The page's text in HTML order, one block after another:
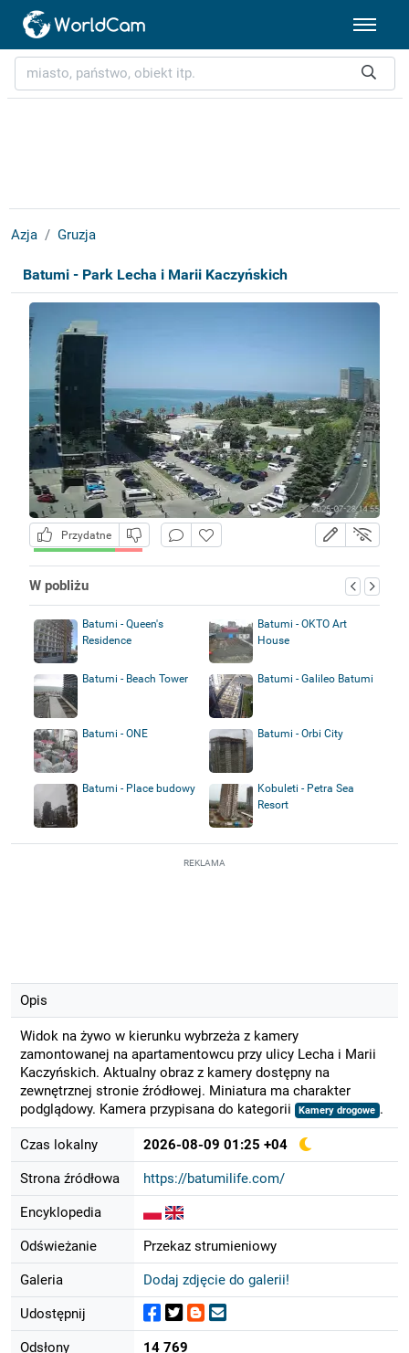
Azja Gruzja
Batumi - Park Lecha i Marii Kaczyńskich
Przydatne
W pobliżu
Batumi - Queen's
Residence
Batumi - OKTO Art
House
Batumi - Beach Tower Batumi - Galileo Batumi
Batumi - ONE Batumi - Orbi City
Batumi - Place budowy
Kobuleti - Petra Sea
Resort
REKLAMA
Opis
Widok na żywo w kierunku wybrzeża z kamery
zamontowanej na apartamentowcu przy ulicy Lecha i Marii
Kaczyńskich. Aktualny obraz z kamery dostępny na
zewnętrznej stronie źródłowej. Miniatura ma charakter
podglądowy. Kamera przypisana do kategorii
Kamery drogowe .
Czas lokalny 2026-08-09 01:25 +04
Strona źródłowa https://batumilife.com/
Encyklopedia
Odświeżanie Przekaz strumieniowy
Galeria Dodaj zdjęcie do galerii!
Udostępnij
Odsłony 14 769